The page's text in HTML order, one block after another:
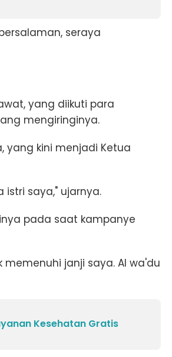
seraya
yang diikuti para
mengiringinya.
yang kini menjadi Ketua
saya," ujarnya.
pada saat kampanye
janji saya. Al wa'du
Kesehatan Gratis